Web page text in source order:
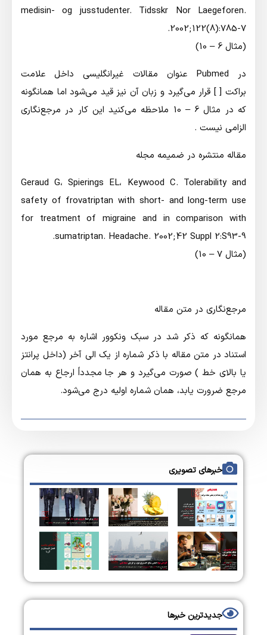
medisin- og jusstudenter. Tidsskr Nor Laegeforen.
2002;122(8):785-7.
(مثال 6 – 10)
در Pubmed عنوان مقالات غيرانگليسي داخل علامت
براكت [ ] قرار مي‌گيرد و زبان آن نيز قيد مي‌شود اما همانگونه
كه در مثال 6 – 10 ملاحظه مي‌كنيد اين كار در مرجع‌نگاري
الزامي نيست .
مقاله منتشره در ضميمه مجله
Geraud G،‌ Spierings EL،‌ Keywood C. Tolerability and
safety of frovatriptan with short- and long-term use
for treatment of migraine and in comparison with
sumatriptan. Headache. 2002;42 Suppl 2:S93-9.
(مثال 7 – 10)
مرجع‌نگاري در متن مقاله
همانگونه كه ذكر شد در سبك ونكوور اشاره به مرجع مورد
استناد در متن مقاله با ذكر شماره از يك الي آخر (داخل پرانتز
يا بالاي خط ) صورت مي‌گيرد و هر جا مجدداً ارجاع به همان
مرجع ضرورت يابد، همان شماره اوليه درج مي‌شود.
خبرهای تصویری
جدیدترین خبرها